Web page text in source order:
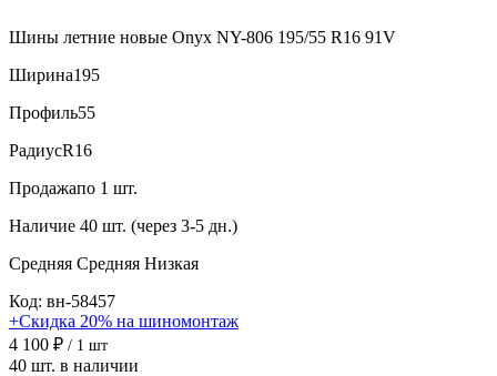
Шины летние новые Onyx NY-806 195/55 R16 91V
Ширина195
Профиль55
РадиусR16
Продажапо 1 шт.
Наличие 40 шт. (через 3-5 дн.)
Средняя Средняя Низкая
Код: вн-58457
+Скидка 20% на шиномонтаж
4 100 ₽ / 1 шт
40 шт. в наличии